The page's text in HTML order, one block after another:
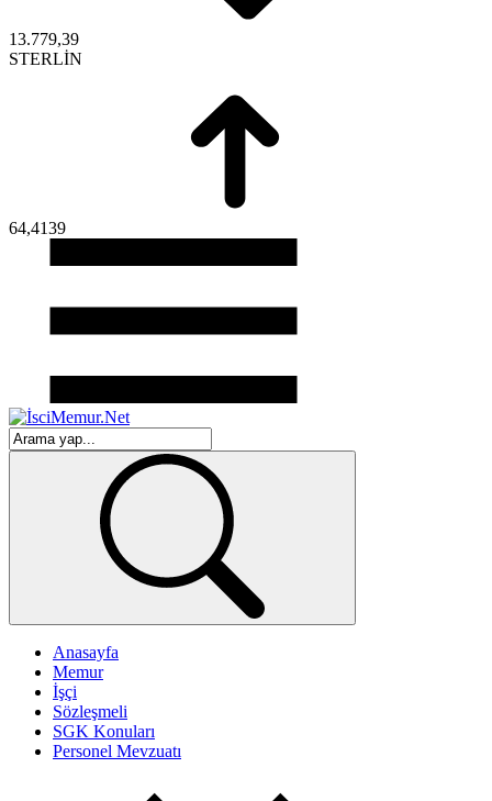
13.779,39
STERLİN
64,4139
Anasayfa
Memur
İşçi
Sözleşmeli
SGK Konuları
Personel Mevzuatı